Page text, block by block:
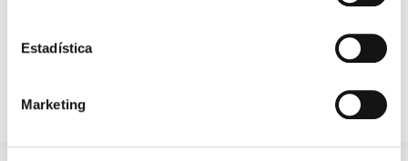
Estadística
Marketing